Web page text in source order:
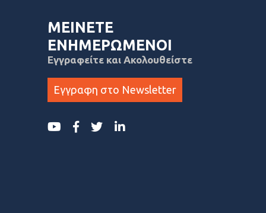
ΜΕΙΝΕΤΕ
ΕΝΗΜΕΡΩΜΕΝΟΙ
Εγγραφείτε και Ακολουθείστε
Εγγραφη στο Newsletter